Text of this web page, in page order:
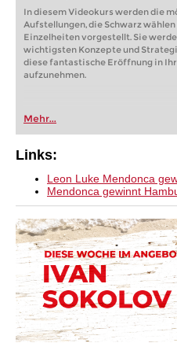
In diesem Videokurs werden die
Aufstellungen, die Schwarz wählen
Einzelheiten vorgestellt. Sie
wichtigsten Konzepte und
diese fantastische Eröffnung in
aufzunehmen.
Mehr...
Links:
Leon Luke Mendonca
Mendonca gewinnt